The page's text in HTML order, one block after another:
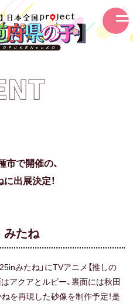
市で開催の、
に出展決定！
みたね
みたね」にTVアニメ【推しの
アクアとルビー、裏面には秋田
を再現した砂像を制作予定！是